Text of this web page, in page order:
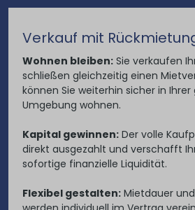
Verkauf mit
Wohnen bleiben: Sie verkaufen
schließen gleichzeitig einen
können Sie weiterhin sicher in
Umgebung wohnen.
Kapital gewinnen: Der volle
direkt ausgezahlt und verschafft
sofortige finanzielle Liquidität.
Flexibel gestalten: Mietdauer